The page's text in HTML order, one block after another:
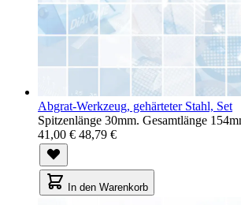
Abgrat-Werkzeug, gehärteter Stahl, Set
Spitzenlänge 30mm. Gesamtlänge
41,00 € 48,79 €
In den Warenkorb